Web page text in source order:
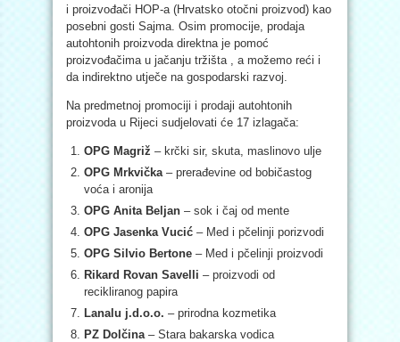
i proizvođači HOP-a (Hrvatsko otočni proizvod) kao
posebni gosti Sajma. Osim promocije, prodaja
autohtonih proizvoda direktna je pomoć
proizvođačima u jačanju tržišta , a možemo reći i
da indirektno utječe na gospodarski razvoj.
Na predmetnoj promociji i prodaji autohtonih
proizvoda u Rijeci sudjelovati će 17 izlagača:
OPG Magriž – krčki sir, skuta, maslinovo ulje
OPG Mrkvička– prerađevine od bobičastog
voća i aronija
OPG Anita Beljan – sok i čaj od mente
OPG Jasenka Vucić – Med i pčelinji porizvodi
OPG Silvio Bertone – Med i pčelinji proizvodi
Rikard Rovan Savelli – proizvodi od
recikliranog papira
Lanalu j.d.o.o. – prirodna kozmetika
PZ Dolčina– Stara bakarska vodica